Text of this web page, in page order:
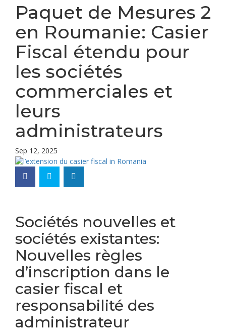
Paquet de Mesures 2
en Roumanie: Casier
Fiscal étendu pour
les sociétés
commerciales et
leurs
administrateurs
Sep 12, 2025
Sociétés nouvelles et
sociétés existantes:
Nouvelles règles
d’inscription dans le
casier fiscal et
responsabilité des
administrateur